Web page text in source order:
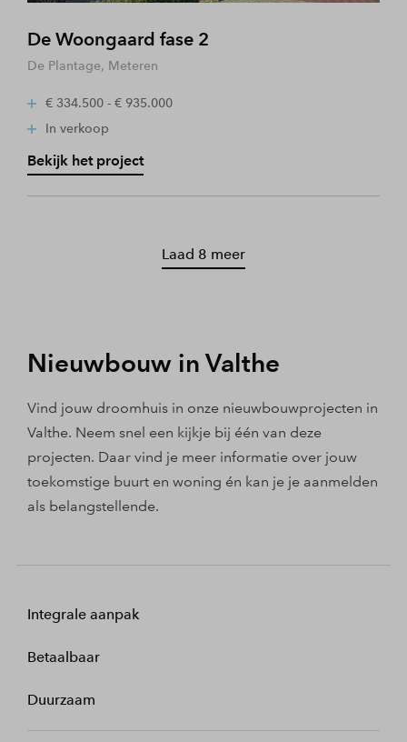
De Woongaard fase 2
De Plantage, Meteren
€ 334.500 - € 935.000
In verkoop
Bekijk het project
Laad 8 meer
Nieuwbouw in Valthe
Vind jouw droomhuis in onze nieuwbouwprojecten in
Valthe. Neem snel een kijkje bij één van deze
projecten. Daar vind je meer informatie over jouw
toekomstige buurt en woning én kan je je aanmelden
als belangstellende.
Integrale aanpak
Betaalbaar
Duurzaam